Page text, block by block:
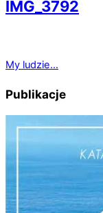
IMG_3792
My ludzie…
Publikacje